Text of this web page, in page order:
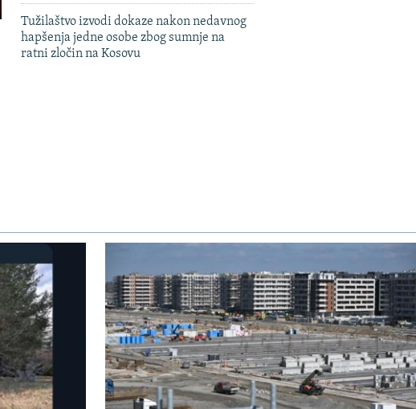
Tužilaštvo izvodi dokaze nakon nedavnog
hapšenja jedne osobe zbog sumnje na
ratni zločin na Kosovu